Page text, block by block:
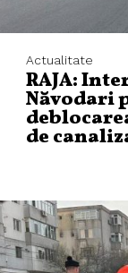
Actualitate
RAJA:
Năvodari
de